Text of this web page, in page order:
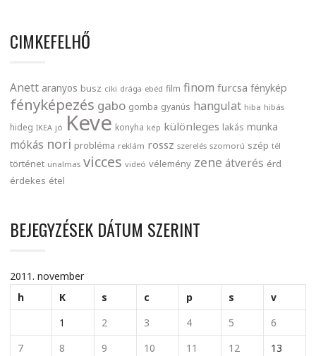
CIMKEFELHŐ
Anett aranyos busz ciki drága ebéd film finom furcsa fénykép
fényképezés gabo gomba gyanús hangulat hiba hibás
hideg IKEA jó Keve konyha kép különleges lakás munka
mókás nori probléma reklám rossz szerelés szomorú szép tél
történet unalmas vicces videó vélemény zene átverés érd
érdekes étel
BEJEGYZÉSEK DÁTUM SZERINT
2011. november
h
K s c p s
v
1
2 3 4 5
6
7
8 9 10 11 12
13